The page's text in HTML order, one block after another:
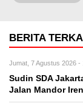
BERITA
Jumat, 7 Agustus 2026 -
Sudin SDA
Jalan Mandor